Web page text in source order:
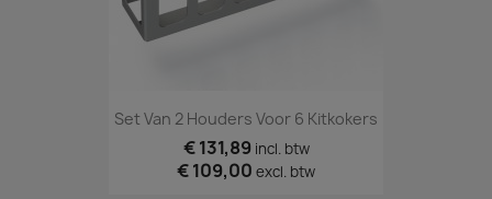
Set Van 2 Houders Voor 6 Kitkokers
€ 131,89 incl. btw
€ 109,00 excl. btw